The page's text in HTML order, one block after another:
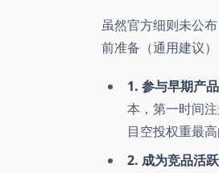
虽然官方细则未公
前准备（通用建议）
1. 参与早期产
本，第一时间
目空投权重最高
2. 成为竞品活